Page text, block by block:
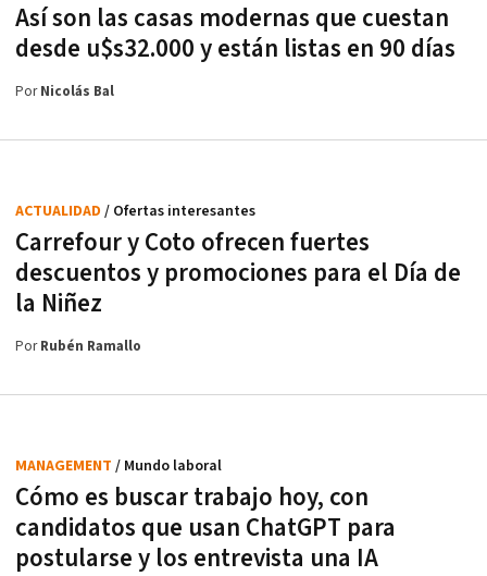
Así son las casas modernas que cuestan
desde u$s32.000 y están listas en 90 días
PorNicolás Bal
Carrefour y Coto ofrecen fuertes
descuentos y promociones para el Día de
la Niñez
ACTUALIDAD / Ofertas interesantes
PorRubén Ramallo
Cómo es buscar trabajo hoy, con
candidatos que usan ChatGPT para
postularse y los entrevista una IA
MANAGEMENT / Mundo laboral